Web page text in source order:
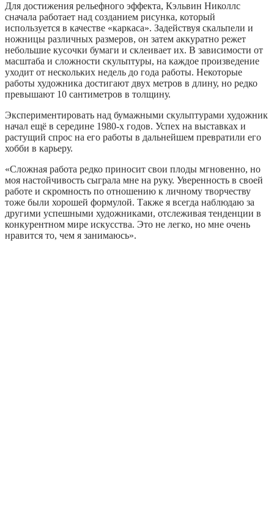
Для достижения рельефного эффекта, Кэльвин Николлс
сначала работает над созданием рисунка, который
используется в качестве «каркаса». Задействуя скальпели и
ножницы различных размеров, он затем аккуратно режет
небольшие кусочки бумаги и склеивает их. В зависимости от
масштаба и сложности скульптуры, на каждое произведение
уходит от нескольких недель до года работы. Некоторые
работы художника достигают двух метров в длину, но редко
превышают 10 сантиметров в толщину.
Экспериментировать над бумажными скульптурами художник
начал ещё в середине 1980-х годов. Успех на выставках и
растущий спрос на его работы в дальнейшем превратили его
хобби в карьеру.
«Сложная работа редко приносит свои плоды мгновенно, но
моя настойчивость сыграла мне на руку. Уверенность в своей
работе и скромность по отношению к личному творчеству
тоже были хорошей формулой. Также я всегда наблюдаю за
другими успешными художниками, отслеживая тенденции в
конкурентном мире искусства. Это не легко, но мне очень
нравится то, чем я занимаюсь».